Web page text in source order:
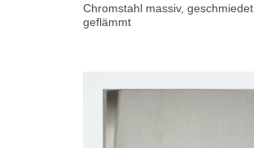
Chromstahl massiv, geschmiedet,
geflämmt